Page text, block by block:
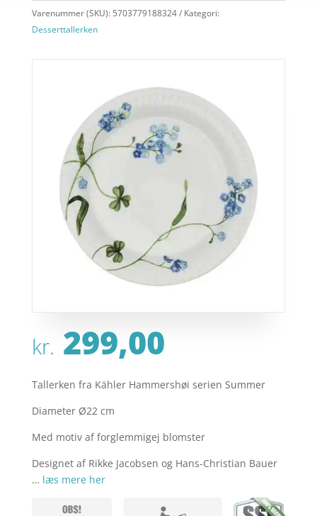
Varenummer (SKU): 5703779188324
Kategori:
Desserttallerken
kr. 299,00
Tallerken fra Kähler Hammershøi serien Summer
Diameter Ø22 cm
Med motiv af forglemmigej blomster
Designet af Rikke Jacobsen og Hans-Christian Bauer
… læs mere her